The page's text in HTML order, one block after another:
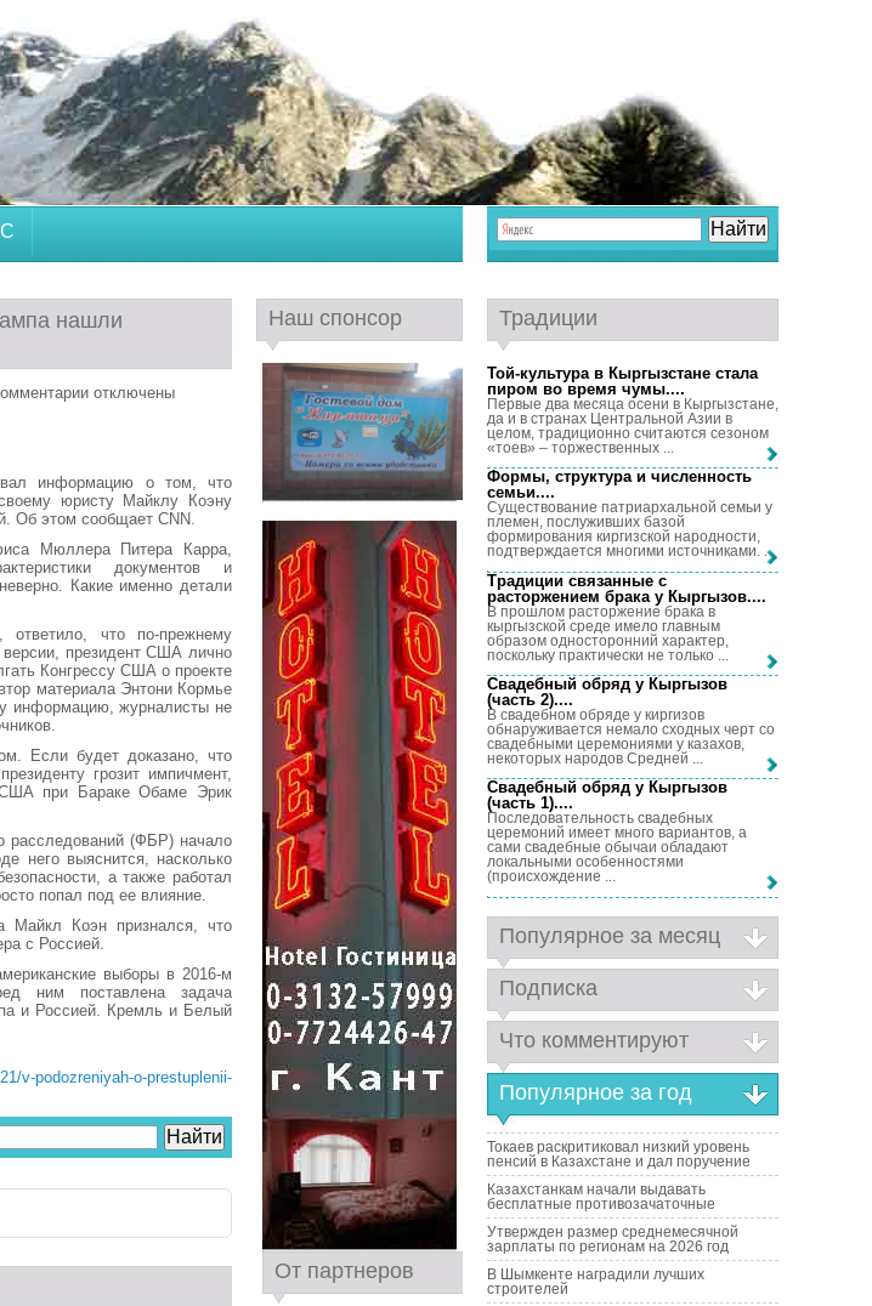
нашли
отключены
информацию о том, что
юристу Майклу Коэну
Об этом сообщает CNN.
Мюллера Питера Карра,
документов и
Какие именно детали
ответило, что по-прежнему
президент США лично
Конгрессу США о проекте
материала Энтони Кормье
информацию, журналисты не
Если будет доказано, что
грозит импичмент,
США при Бараке Обаме Эрик
расследований (ФБР) начало
него выяснится, насколько
а также работал
попал под ее влияние.
Майкл Коэн признался, что
с Россией.
выборы в 2016-м
ним поставлена задача
и Россией. Кремль и Белый
v-podozreniyah-o-prestuplenii-
Наш спонсор
От партнеров
Традиции
Той-культура в Кыргызстане стала
пиром во время чумы....
Первые два месяца осени в Кыргызстане,
да и в странах Центральной Азии в
целом, традиционно считаются сезоном
«тоев» – торжественных ...
Формы, структура и численность
семьи....
Существование патриархальной семьи у
племен, послуживших базой
формирования киргизской народности,
подтверждается многими источниками. ...
Традиции связанные с
расторжением брака у Кыргызов....
В прошлом расторжение брака в
кыргызской среде имело главным
образом односторонний характер,
поскольку практически не только ...
Свадебный обряд у Кыргызов
(часть 2)....
В свадебном обряде у киргизов
обнаруживается немало сходных черт со
свадебными церемониями у казахов,
некоторых народов Средней ...
Свадебный обряд у Кыргызов
(часть 1)....
Последовательность свадебных
церемоний имеет много вариантов, а
сами свадебные обычаи обладают
локальными особенностями
(происхождение ...
Популярное за месяц
Подписка
Что комментируют
Популярное за год
Токаев раскритиковал низкий уровень
пенсий в Казахстане и дал поручение
Казахстанкам начали выдавать
бесплатные противозачаточные
Утвержден размер среднемесячной
зарплаты по регионам на 2026 год
В Шымкенте наградили лучших
строителей